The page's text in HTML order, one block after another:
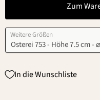
Zum
Weitere Größen
In die Wunschliste